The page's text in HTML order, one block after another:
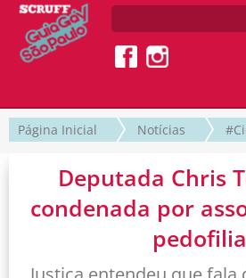
Página Inicial Notícias
Deputada Chris
condenada por
pedofilia